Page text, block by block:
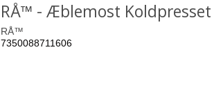
RÅ™ - Æblemost Koldpresset
RÅ™
7350088711606